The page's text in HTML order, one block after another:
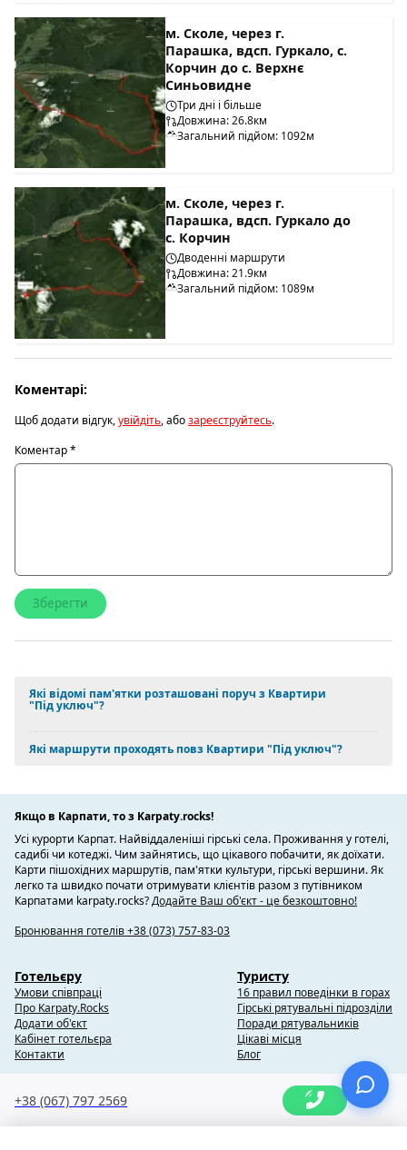
м. Сколе, через г.
Парашка, вдсп. Гуркало, с.
Корчин до с. Верхнє
Синьовидне
Три дні і більше
Довжина: 26.8км
Загальний підйом: 1092м
м. Сколе, через г.
Парашка, вдсп. Гуркало до
с. Корчин
Дводенні маршрути
Довжина: 21.9км
Загальний підйом: 1089м
Коментарі:
Щоб додати відгук,увійдіть, абозареєструйтесь.
Коментар*
Які відомі пам'ятки розташовані поруч з Квартири
"Під уключ"?
Які маршрути проходять повз Квартири "Під уключ"?
+38 (067) 797 2569
Якщо в Карпати, то з Karpaty.rocks!
Усі курорти Карпат. Найвіддаленіші гірські села. Проживання у готелі,
садибі чи котеджі. Чим зайнятись, що цікавого побачити, як доїхати.
Карти пішохідних маршрутів, пам'ятки культури, гірські вершини. Як
легко та швидко почати отримувати клієнтів разом з путівником
Карпатами karpaty.rocks?Додайте Ваш об'єкт - це безкоштовно!
Бронювання готелів +38 (073) 757-83-03
Готельєру
Умови співпраці
Про Karpaty.Rocks
Додати об'єкт
Кабінет готельєра
Контакти
Туристу
16 правил поведінки в горах
Гірські рятувальні підрозділи
Поради рятувальників
Цікаві місця
Блог
Copyright @ 2010-2014 Karpaty.Rocks